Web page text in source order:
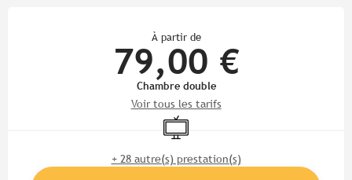
À partir de
79,00 €
Chambre double
Voir tous les tarifs
Télévision
+ 28 autre(s) prestation(s)